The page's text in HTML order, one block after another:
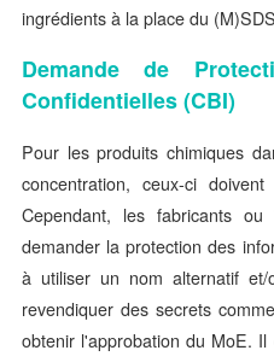
ingrédients à la place du
Demande de
Confidentielles (CBI)
Pour les produits chimiques
concentration, ceux-ci
Cependant, les fabricants
demander la protection des
à utiliser un nom alternatif
revendiquer des secrets
obtenir l'approbation du MoE.